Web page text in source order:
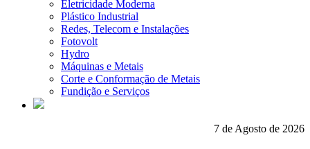
Eletricidade Moderna
Plástico Industrial
Redes, Telecom e Instalações
Fotovolt
Hydro
Máquinas e Metais
Corte e Conformação de Metais
Fundição e Serviços
7 de Agosto de 2026